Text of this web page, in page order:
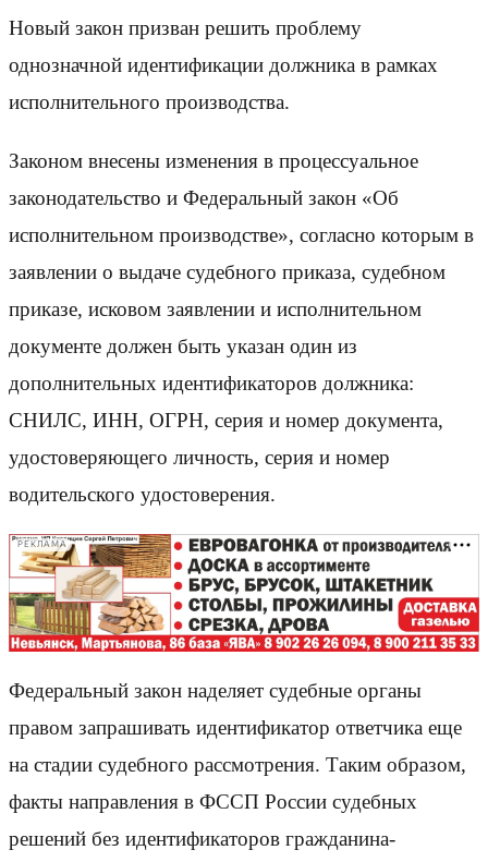
Новый закон призван решить проблему
однозначной идентификации должника в рамках
исполнительного производства.
Законом внесены изменения в процессуальное
законодательство и Федеральный закон «Об
исполнительном производстве», согласно которым в
заявлении о выдаче судебного приказа, судебном
приказе, исковом заявлении и исполнительном
документе должен быть указан один из
дополнительных идентификаторов должника:
СНИЛС, ИНН, ОГРН, серия и номер документа,
удостоверяющего личность, серия и номер
водительского удостоверения.
РЕКЛАМА
Федеральный закон наделяет судебные органы
правом запрашивать идентификатор ответчика еще
на стадии судебного рассмотрения. Таким образом,
факты направления в ФССП России судебных
решений без идентификаторов гражданина-